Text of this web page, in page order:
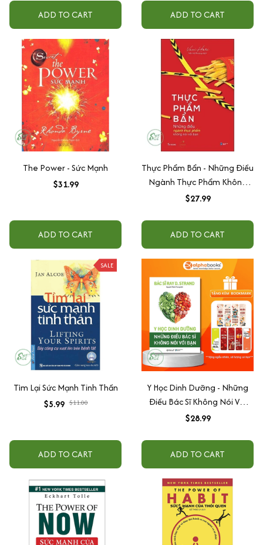
ADD TO CART ADD TO CART
The Power - Sức Mạnh
$31.99
ADD TO CART
Thực Phẩm Bẩn - Những Điều
Ngành Thực Phẩm Không
Nói Với Bạn
$27.99
ADD TO CART
SALE
Tìm Lại Sức Mạnh Tinh Thần
$5.99 $11.00
ADD TO CART
Y Học Dinh Dưỡng - Những
Điều Bác Sĩ Không Nói Với
Bạn
$28.99
ADD TO CART